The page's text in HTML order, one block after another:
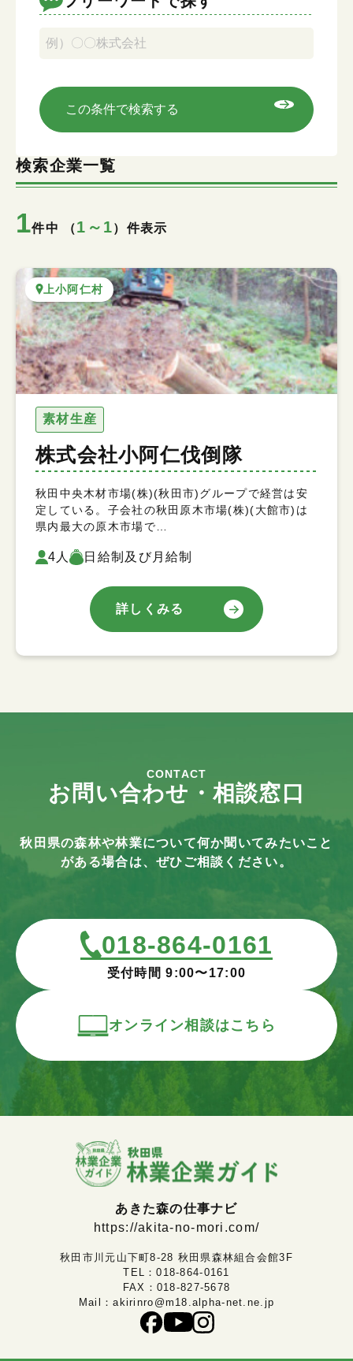
この条件で検索する
検索企業一覧
1件中 （1～1）件表示
上小阿仁村
素材生産
株式会社小阿仁伐倒隊
秋田中央木材市場(株)(秋田市)グループで経営は安
定している。子会社の秋田原木市場(株)(大館市)は
県内最大の原木市場で…
4人 日給制及び月給制
詳しくみる
CONTACT
お問い合わせ・相談窓口
秋田県の森林や林業について何か聞いてみたいこと
がある場合は、ぜひご相談ください。
018-864-0161
受付時間 9:00〜17:00
オンライン相談はこちら
あきた森の仕事ナビ
https://akita-no-mori.com/
秋田市川元山下町8-28 秋田県森林組合会館3F
TEL：018-864-0161
FAX：018-827-5678
Mail：akirinro@m18.alpha-net.ne.jp